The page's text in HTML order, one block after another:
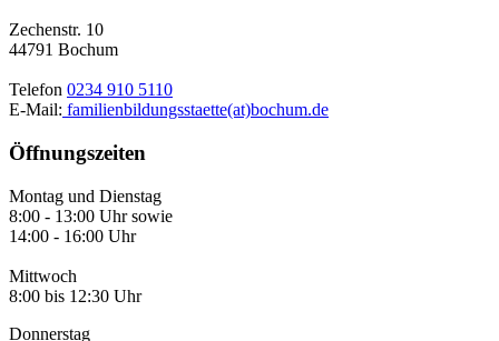
Zechenstr. 10
44791 Bochum
Telefon 0234 910 5110
E-Mail: familienbildungsstaette(at)bochum.de
Öffnungszeiten
Montag und Dienstag
8:00 - 13:00 Uhr sowie
14:00 - 16:00 Uhr
Mittwoch
8:00 bis 12:30 Uhr
Donnerstag